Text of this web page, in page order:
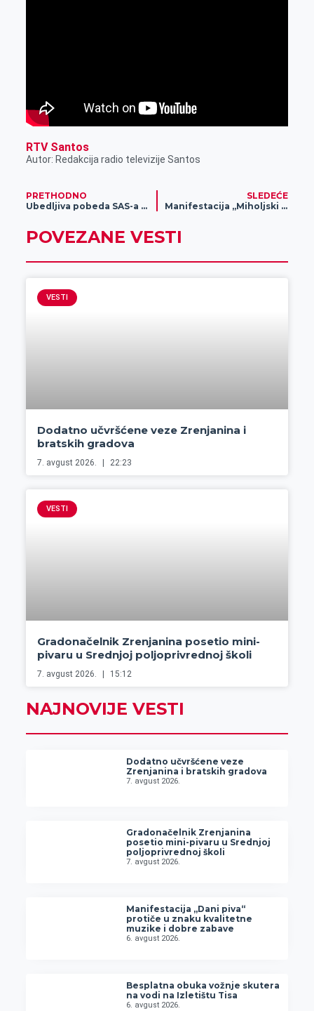
RTV Santos
Autor: Redakcija radio televizije Santos
PRETHODNO
Ubedljiva pobeda SAS-a na startu
SLEDEĆE
Manifestacija „Miholjski susreti sela“ od 7. do 11. septembra u Opštini Nova Crnja
POVEZANE VESTI
VESTI
Dodatno učvršćene veze Zrenjanina i
bratskih gradova
7. avgust 2026. 22:23
VESTI
Gradonačelnik Zrenjanina posetio mini-
pivaru u Srednjoj poljoprivrednoj školi
7. avgust 2026. 15:12
NAJNOVIJE VESTI
Dodatno učvršćene veze
Zrenjanina i bratskih gradova
7. avgust 2026.
Gradonačelnik Zrenjanina
posetio mini-pivaru u Srednjoj
poljoprivrednoj školi
7. avgust 2026.
Manifestacija „Dani piva“
protiče u znaku kvalitetne
muzike i dobre zabave
6. avgust 2026.
Besplatna obuka vožnje skutera
na vodi na Izletištu Tisa
6. avgust 2026.